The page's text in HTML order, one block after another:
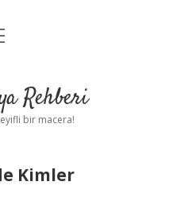
Rehberi
bir macera!
Kimler